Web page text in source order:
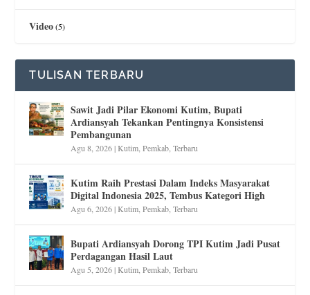
Video(5)
TULISAN TERBARU
Sawit Jadi Pilar Ekonomi Kutim, Bupati
Ardiansyah Tekankan Pentingnya Konsistensi
Pembangunan
Agu 8, 2026|Kutim ,Pemkab ,Terbaru
Kutim Raih Prestasi Dalam Indeks Masyarakat
Digital Indonesia 2025, Tembus Kategori High
Agu 6, 2026|Kutim ,Pemkab ,Terbaru
Bupati Ardiansyah Dorong TPI Kutim Jadi Pusat
Perdagangan Hasil Laut
Agu 5, 2026|Kutim ,Pemkab ,Terbaru